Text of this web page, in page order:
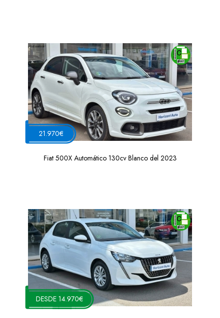
21.970€
Fiat 500X Automático 130cv Blanco del 2023
DESDE 14.970€